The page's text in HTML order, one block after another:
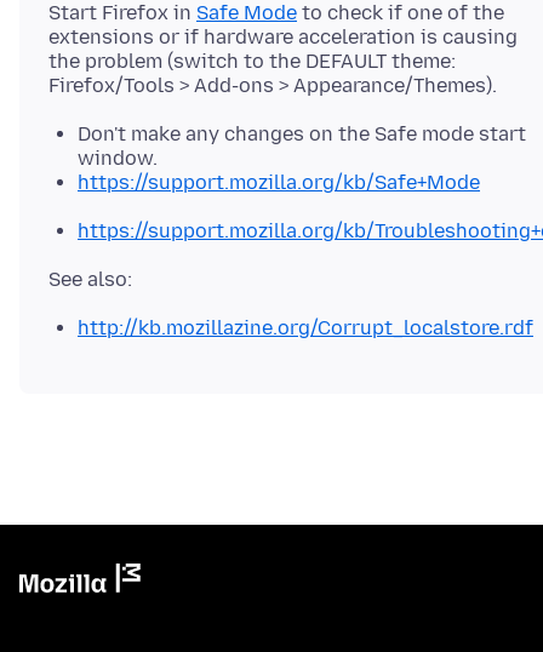
Start Firefox in Safe Mode to check if one of the
extensions or if hardware acceleration is causing
the problem (switch to the DEFAULT theme:
Don't make any changes on the Safe mode start
window.
https://support.mozilla.org/kb/Safe+Mode
https://support.mozilla.org/kb/
http://kb.mozillazine.org/Corrupt_localstore.rdf